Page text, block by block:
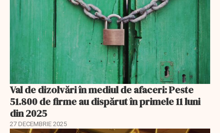
Val de dizolvări în mediul de afaceri: Peste
51.800 de firme au dispărut în primele 11 luni
din 2025
27 DECEMBRIE 2025